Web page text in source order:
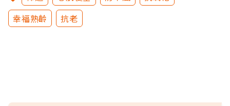
幸福熟齡
抗老